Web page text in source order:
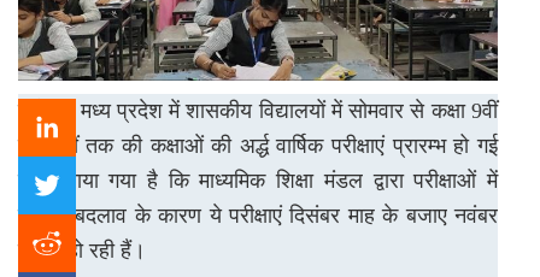
इंदौर । मध्य प्रदेश में शासकीय विद्यालयों में सोमवार से कक्षा 9वीं
से 12वीं तक की कक्षाओं की अर्द्ध वार्षिक परीक्षाएं प्रारम्भ हो गई
है। बताया गया है कि माध्यमिक शिक्षा मंडल द्वारा परीक्षाओं में
व्यापक बदलाव के कारण ये परीक्षाएं दिसंबर माह के बजाए नवंबर
माह में हो रही हैं।